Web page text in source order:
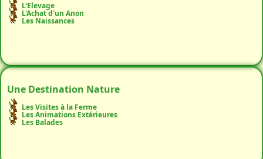
L'Elevage
L'Achat d'un Anon
Les Naissances
Une Destination Nature
Les Visites à la Ferme
Les Animations Extérieures
Les Balades